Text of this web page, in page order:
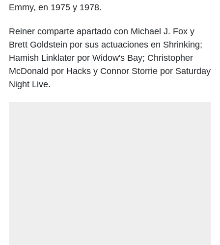
Emmy, en 1975 y 1978.
Reiner comparte apartado con Michael J. Fox y
Brett Goldstein por sus actuaciones en Shrinking;
Hamish Linklater por Widow's Bay; Christopher
McDonald por Hacks y Connor Storrie por Saturday
Night Live.